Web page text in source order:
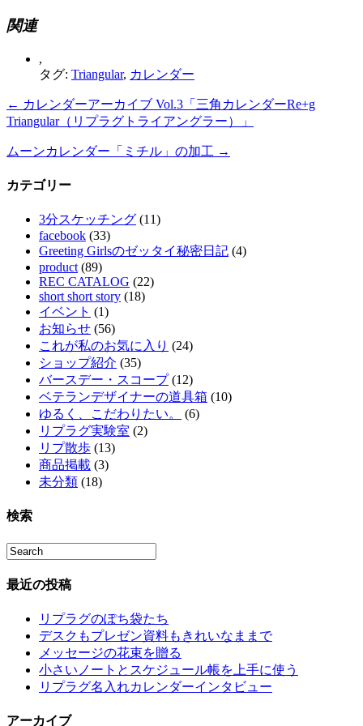
関連
,
タグ: Triangular, カレンダー
← カレンダーアーカイブ Vol.3「三角カレンダーRe+g
Triangular（リプラグトライアングラー）」
ムーンカレンダー「ミチル」の加工 →
カテゴリー
3分スケッチング (11)
facebook (33)
Greeting Girlsのゼッタイ秘密日記 (4)
product (89)
REC CATALOG (22)
short short story (18)
イベント (1)
お知らせ (56)
これが私のお気に入り (24)
ショップ紹介 (35)
バースデー・スコープ(12)
ベテランデザイナーの道具箱 (10)
ゆるく、こだわりたい。
(6)
リプラグ実験室 (2)
リプ散歩 (13)
商品掲載 (3)
未分類 (18)
検索
最近の投稿
リプラグのぽち袋たち
デスクもプレゼン資料もきれいなままで
メッセージの花束を贈る
小さいノートとスケジュール帳を上手に使う
リプラグ名入れカレンダーインタビュー
アーカイブ